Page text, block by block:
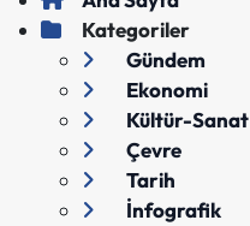
Kategoriler
Gündem
Ekonomi
Kültür-Sanat
Çevre
Tarih
İnfografik